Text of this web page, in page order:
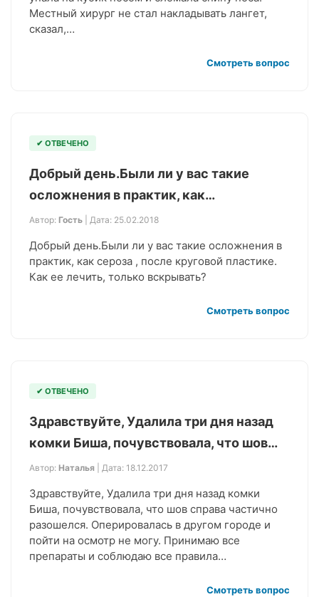
Местный хирург не стал накладывать лангет,
сказал,…
Смотреть вопрос
✔ ОТВЕЧЕНО
Добрый день.Были ли у вас такие
осложнения в практик, как…
Автор: Гость | Дата: 25.02.2018
Добрый день.Были ли у вас такие осложнения в
практик, как сероза , после круговой пластике.
Как ее лечить, только вскрывать?
Смотреть вопрос
✔ ОТВЕЧЕНО
Здравствуйте, Удалила три дня назад
комки Биша, почувствовала, что шов…
Автор: Наталья | Дата: 18.12.2017
Здравствуйте, Удалила три дня назад комки
Биша, почувствовала, что шов справа частично
разошелся. Оперировалась в другом городе и
пойти на осмотр не могу. Принимаю все
препараты и соблюдаю все правила…
Смотреть вопрос